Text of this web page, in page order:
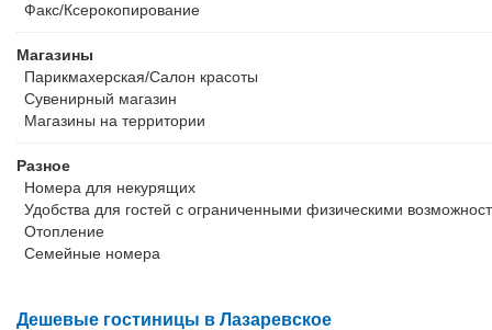
Факс/Ксерокопирование
Магазины
Парикмахерская/Салон красоты
Сувенирный магазин
Магазины на территории
Разное
Номера для некурящих
Удобства для гостей с ограниченными физическими
Отопление
Семейные номера
Дешевые гостиницы в Лазаревское